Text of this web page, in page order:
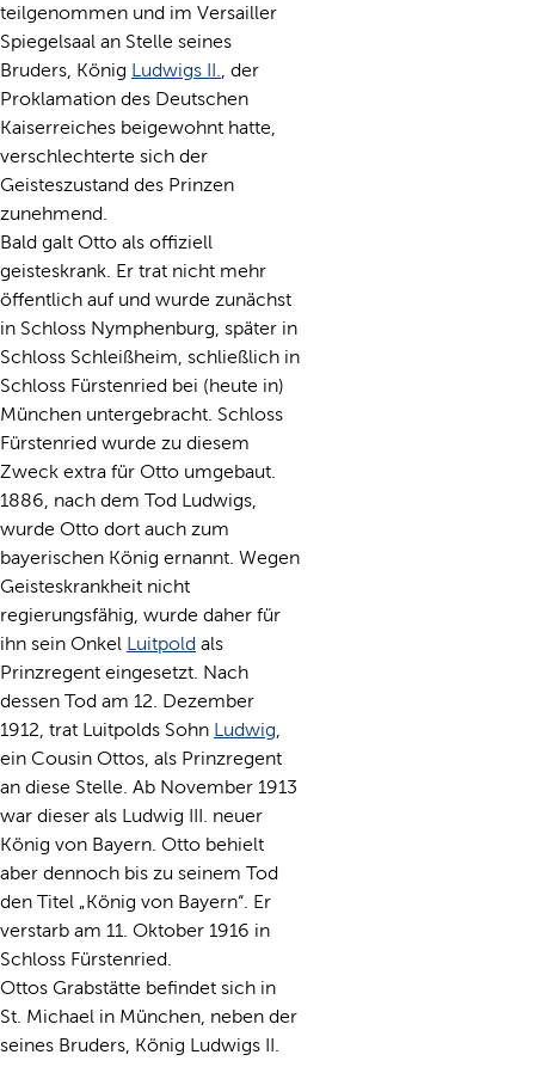
teilgenommen und im Versailler
Spiegelsaal an Stelle seines
Bruders, König Ludwigs II.
, der
Proklamation des Deutschen
Kaiserreiches beigewohnt hatte,
verschlechterte sich der
Geisteszustand des Prinzen
zunehmend.
Bald galt Otto als offiziell
geisteskrank. Er trat nicht mehr
öffentlich auf und wurde zunächst
in Schloss Nymphenburg, später in
Schloss Schleißheim, schließlich in
Schloss Fürstenried bei (heute in)
München untergebracht. Schloss
Fürstenried wurde zu diesem
Zweck extra für Otto umgebaut.
1886, nach dem Tod Ludwigs,
wurde Otto dort auch zum
bayerischen König ernannt. Wegen
Geisteskrankheit nicht
regierungsfähig, wurde daher für
ihn sein Onkel Luitpold als
Prinzregent eingesetzt. Nach
dessen Tod am 12. Dezember
1912, trat Luitpolds Sohn Ludwig
ein Cousin Ottos, als Prinzregent
an diese Stelle. Ab November 1913
war dieser als Ludwig III. neuer
König von Bayern. Otto behielt
aber dennoch bis zu seinem Tod
den Titel „König von Bayern“. Er
verstarb am 11. Oktober 1916 in
Schloss Fürstenried.
Ottos Grabstätte befindet sich in
St. Michael in München, neben der
seines Bruders, König Ludwigs II.